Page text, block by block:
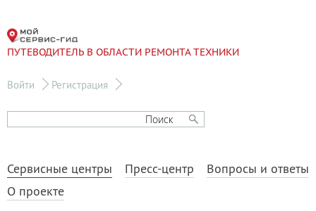
ПУТЕВОДИТЕЛЬ В ОБЛАСТИ РЕМОНТА ТЕХНИКИ
Войти Регистрация
Сервисные центры Пресс-центр
Вопросы и ответы
О проекте